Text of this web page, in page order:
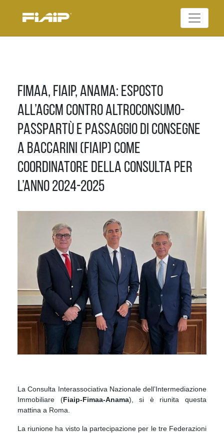
Federazione Italiana
Fimaa, Fiaip, Anama: esposto
all’AGCM contro Altroconsumo-
Passpartù e passaggio di consegne
a Baccarini (Fiaip) come
Coordinatore della Consulta per
l’anno 2024-2025
La Consulta Interassociativa Nazionale dell’Intermediazione
Immobiliare (Fiaip-Fimaa-Anama), si è riunita questa
mattina a Roma.
La riunione ha visto la partecipazione per le tre Federazioni